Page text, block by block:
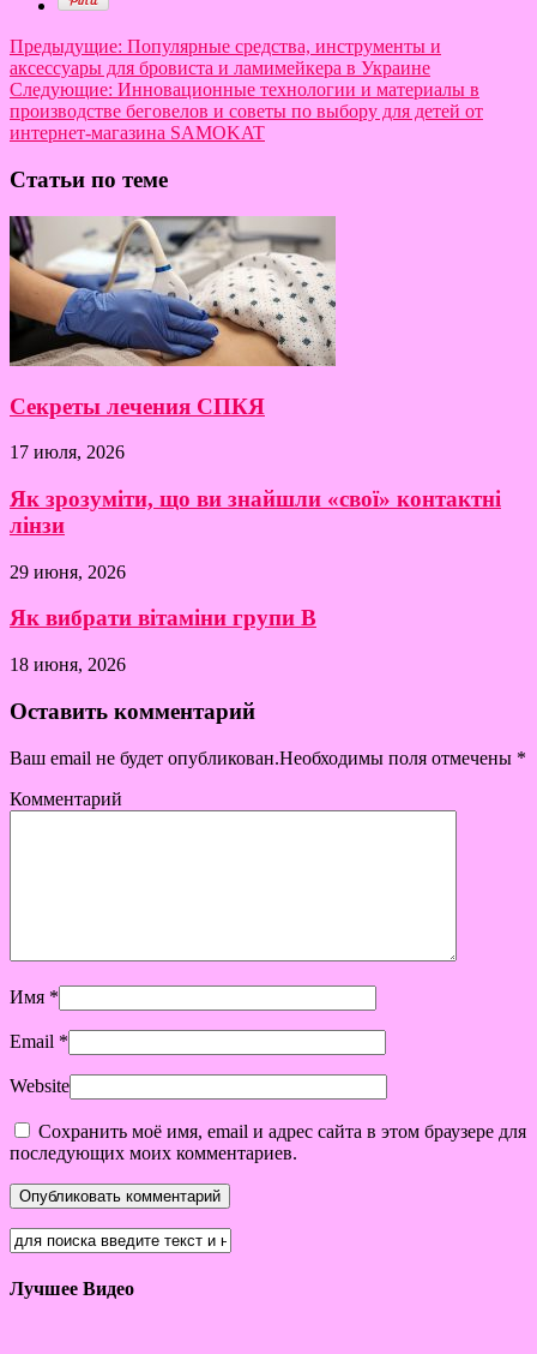
Предыдущие: Популярные средства, инструменты и
аксессуары для бровиста и ламимейкера в Украине
Следующие: Инновационные технологии и материалы в
производстве беговелов и советы по выбору для детей от
интернет-магазина SAMOKAT
Статьи по теме
Секреты лечения СПКЯ
17 июля, 2026
Як зрозуміти, що ви знайшли «свої» контактні
лінзи
29 июня, 2026
Як вибрати вітаміни групи B
18 июня, 2026
Оставить комментарий
Ваш email не будет опубликован.Необходимы поля отмечены *
Комментарий
Имя *
Email *
Website
Сохранить моё имя, email и адрес сайта в этом браузере для
последующих моих комментариев.
Лучшее Видео